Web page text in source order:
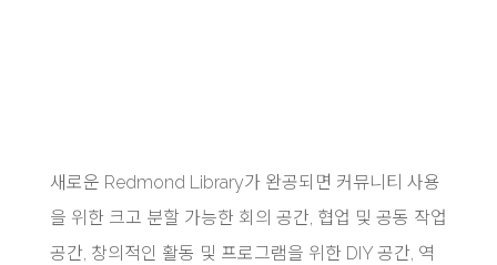
새로운 Redmond Library가 완공되면 커뮤니티 사용
을 위한 크고 분할 가능한 회의 공간, 협업 및 공동 작업
공간, 창의적인 활동 및 프로그램을 위한 DIY 공간, 역